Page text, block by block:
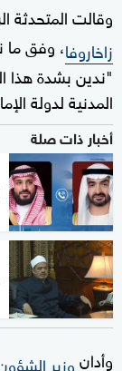
وقالت المتحدثة
زاخاروفا، وفق ما
"ندين بشدة هذا
المدنية لدولة
أخبار ذات صلة
وأدانوزير